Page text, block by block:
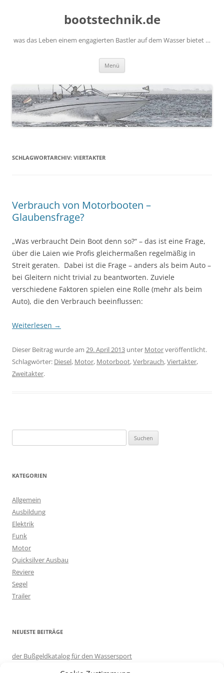
bootstechnik.de
was das Leben einem engagierten Bastler auf dem Wasser bietet …
Menü
SCHLAGWORTARCHIV: VIERTAKTER
Verbrauch von Motorbooten –
Glaubensfrage?
„Was verbraucht Dein Boot denn so?“ – das ist eine Frage,
über die Laien wie Profis gleichermaßen regelmäßig in
Streit geraten. Dabei ist die Frage – anders als beim Auto –
bei Gleitern nicht trivial zu beantworten. Zuviele
verschiedene Faktoren spielen eine Rolle (mehr als beim
Auto), die den Verbrauch beeinflussen:
Weiterlesen →
Dieser Beitrag wurde am 29. April 2013 unter Motorveröffentlicht.
Schlagwörter: Diesel, Motor, Motorboot,Verbrauch,Viertakter,
Zweitakter.
u
KATEGORIEN
Allgemein
Ausbildung
Elektrik
Funk
Motor
Quicksilver Ausbau
Reviere
Segel
Trailer
NEUESTE BEITRÄGE
der Bußgeldkatalog für den Wassersport